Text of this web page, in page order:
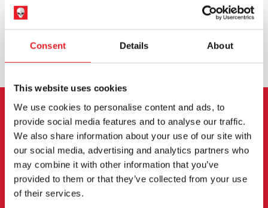
Consent Details About
This website uses cookies
We use cookies to personalise content and ads, to
provide social media features and to analyse our traffic.
We also share information about your use of our site with
our social media, advertising and analytics partners who
may combine it with other information that you’ve
provided to them or that they’ve collected from your use
of their services.
EXPÉDITION DANS LE MONDE ENTIER
LA PLUS GRANDE GAMME DU
ROYAUME-UNI
ÉCHANGE OU RETOUR DEMANDES SUR MESURE
INSCRIPTION AU BULLETIN
D'INFORMATION
Inscrivez-vous pour recevoir les dernières
informations sur les nouveaux produits, les